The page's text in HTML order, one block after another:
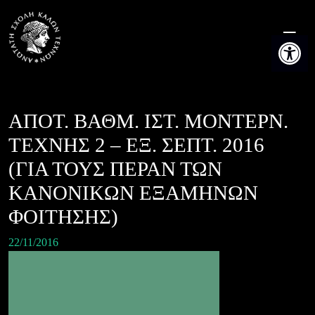
Ανοίξτε
content
ΑΠΟΤ. ΒΑΘΜ. ΙΣΤ. ΜΟΝΤΕΡΝ.
ΤΕΧΝΗΣ 2 – ΕΞ. ΣΕΠΤ. 2016
(ΓΙΑ ΤΟΥΣ ΠΕΡΑΝ ΤΩΝ
ΚΑΝΟΝΙΚΩΝ ΕΞΑΜΗΝΩΝ
ΦΟΙΤΗΣΗΣ)
22/11/2016